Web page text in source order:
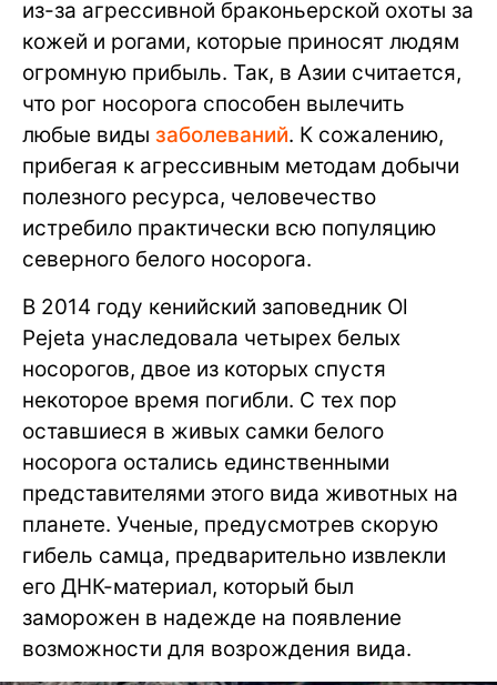
из-за агрессивной браконьерской охоты за
кожей и рогами, которые приносят людям
огромную прибыль. Так, в Азии считается,
что рог носорога способен вылечить
любые виды заболеваний. К сожалению,
прибегая к агрессивным методам добычи
полезного ресурса, человечество
истребило практически всю популяцию
северного белого носорога.
В 2014 году кенийский заповедник Ol
Pejeta унаследовала четырех белых
носорогов, двое из которых спустя
некоторое время погибли. С тех пор
оставшиеся в живых самки белого
носорога остались единственными
представителями этого вида животных на
планете. Ученые, предусмотрев скорую
гибель самца, предварительно извлекли
его ДНК-материал, который был
заморожен в надежде на появление
возможности для возрождения вида.